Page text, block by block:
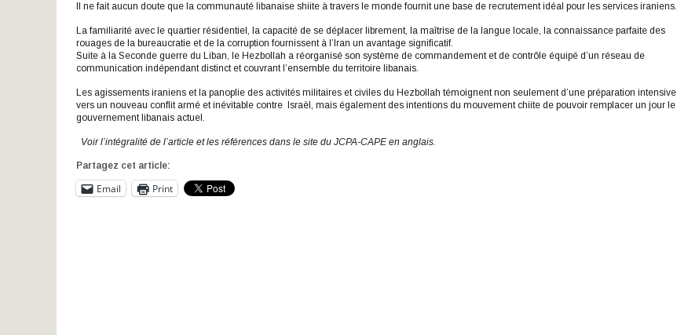
Il ne fait aucun doute que la communauté libanaise shiite à travers le monde fournit une base de recrutement idéal pour les services iraniens.
La familiarité avec le quartier résidentiel, la capacité de se déplacer librement, la maîtrise de la langue locale, la connaissance parfaite des
rouages de la bureaucratie et de la corruption fournissent à l’Iran un avantage significatif.
Suite à la Seconde guerre du Liban, le Hezbollah a réorganisé son système de commandement et de contrôle équipé d’un réseau de
communication indépendant distinct et couvrant l’ensemble du territoire libanais.
Les agissements iraniens et la panoplie des activités militaires et civiles du Hezbollah témoignent non seulement d’une préparation intensive
vers un nouveau conflit armé et inévitable contre Israël, mais également des intentions du mouvement chiite de pouvoir remplacer un jour le
gouvernement libanais actuel.
Voir l’intégralité de l’article et les références dans le site du JCPA-CAPE en anglais.
Partagez cet article:
Email Print